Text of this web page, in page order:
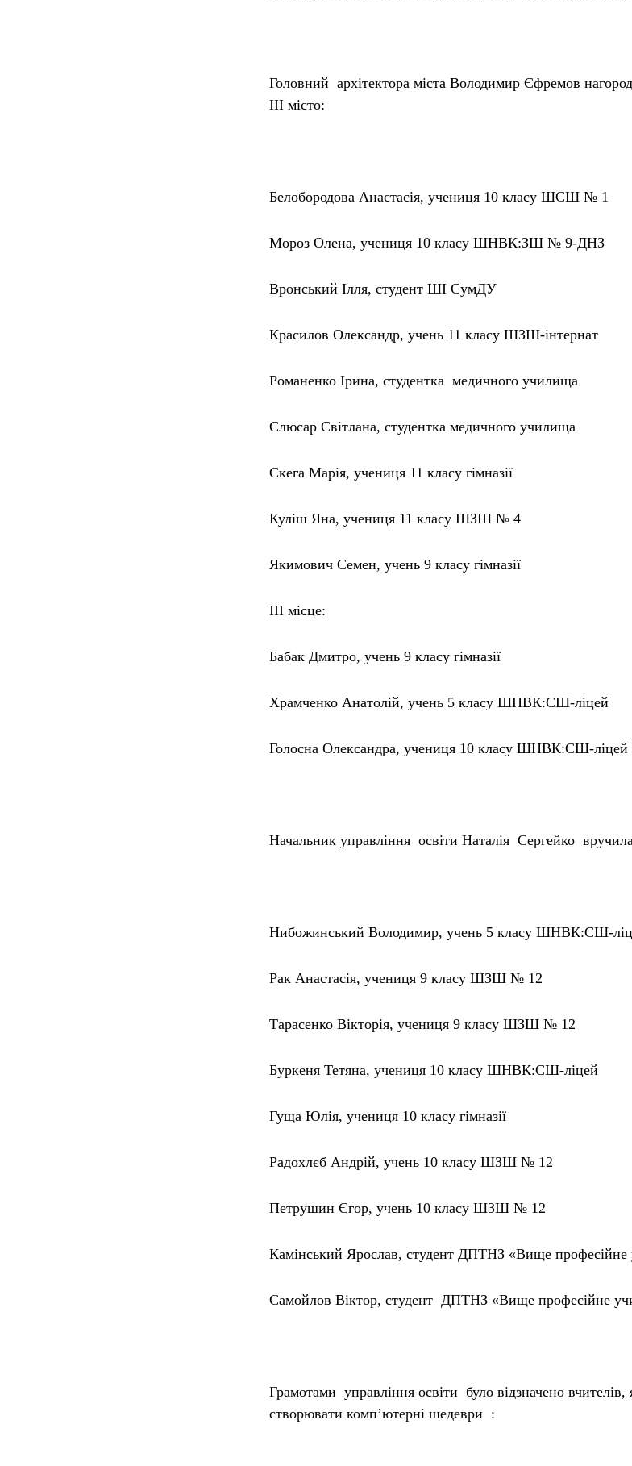
Головний архітектора міста Володимир Єфремов
ІІІ місто:
Белобородова Анастасія, учениця 10 класу ШСШ № 1
Мороз Олена, учениця 10 класу ШНВК:ЗШ № 9-ДНЗ
Вронський Ілля, студент ШІ СумДУ
Красилов Олександр, учень 11 класу ШЗШ-інтернат
Романенко Ірина, студентка медичного училища
Слюсар Світлана, студентка медичного училища
Скега Марія, учениця 11 класу гімназії
Куліш Яна, учениця 11 класу ШЗШ № 4
Якимович Семен, учень 9 класу гімназії
ІІІ місце:
Бабак Дмитро, учень 9 класу гімназії
Храмченко Анатолій, учень 5 класу ШНВК:СШ-ліцей
Голосна Олександра, учениця 10 класу ШНВК:СШ-ліцей
Начальник управління освіти Наталія Сергейко
Нибожинський Володимир, учень 5 класу ШНВК:СШ-
Рак Анастасія, учениця 9 класу ШЗШ № 12
Тарасенко Вікторія, учениця 9 класу ШЗШ № 12
Буркеня Тетяна, учениця 10 класу ШНВК:СШ-ліцей
Гуща Юлія, учениця 10 класу гімназії
Радохлєб Андрій, учень 10 класу ШЗШ № 12
Петрушин Єгор, учень 10 класу ШЗШ № 12
Камінський Ярослав, студент ДПТНЗ «Вище
Самойлов Віктор, студент ДПТНЗ «Вище професійне
Грамотами управління освіти було відзначено
створювати комп’ютерні шедеври :